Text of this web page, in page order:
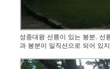
성종대왕 선릉이 있는 봉분. 선
과 봉분이 일직선으로 되어 있